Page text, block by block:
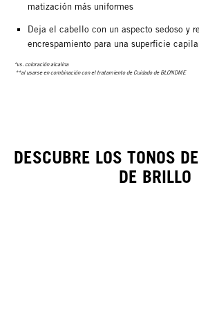
matización más uniformes
Deja el cabello con un aspecto sedoso y
encrespamiento para una superficie
*vs. coloración alcalina
**al usarse en combinación con el tratamiento de Cuidado de BLONDME
DESCUBRE LOS TONOS
DE BRILLO